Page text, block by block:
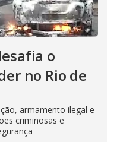
o
no Rio de
armamento ilegal e
criminosas e